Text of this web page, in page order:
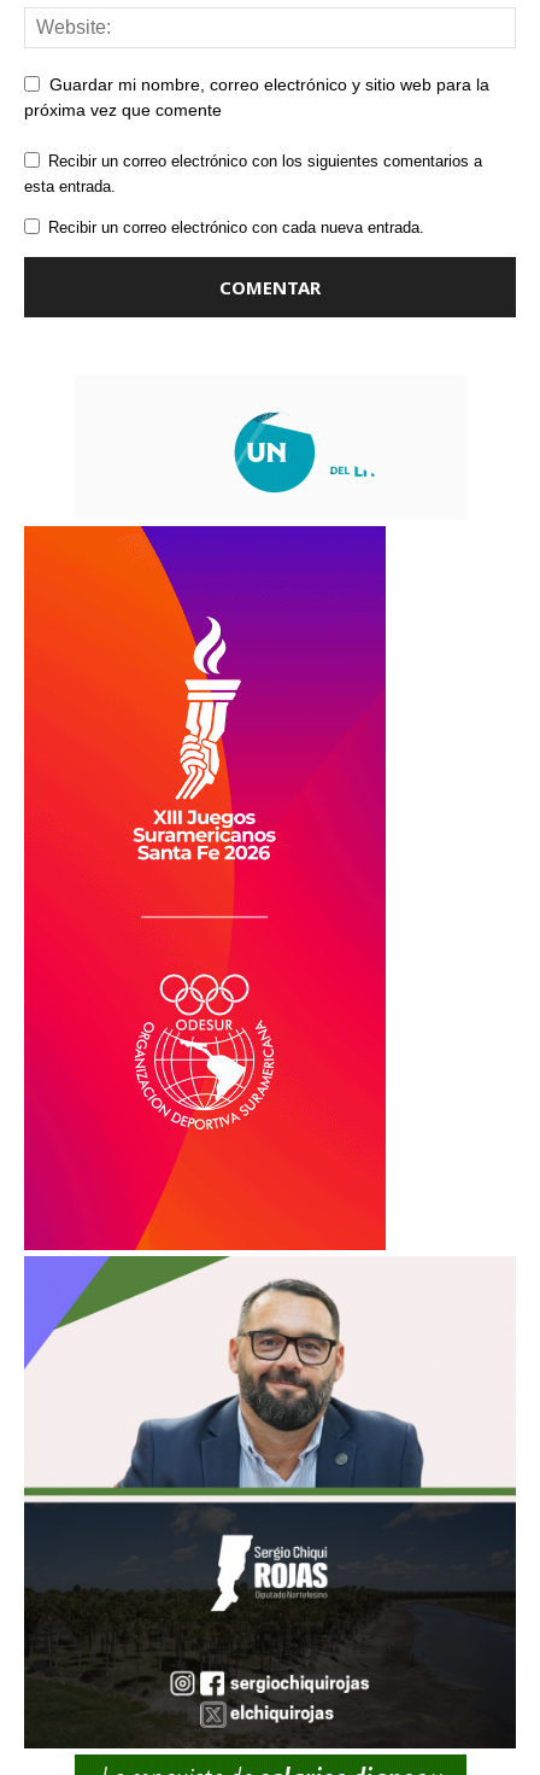
Guardar mi nombre, correo electrónico y sitio web para la
próxima vez que comente
Recibir un correo electrónico con los siguientes comentarios a
esta entrada.
Recibir un correo electrónico con cada nueva entrada.